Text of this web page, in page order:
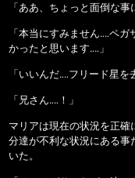
「ああ、ちょっと面倒な事
「本当にすみません‥‥ペ
かったと思います‥‥」
「いいんだ‥‥フリード星
「兄さん‥‥！」
マリアは現在の状況を正確
分達が不利な状況にある事
いた。